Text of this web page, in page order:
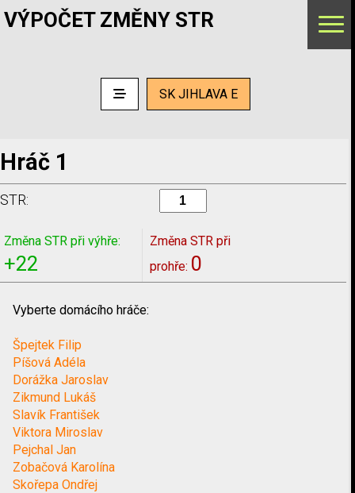
VÝPOČET ZMĚNY STR
SK JIHLAVA E
Hráč 1
STR:
Změna STR při výhře:
+22
Změna STR při
prohře: 0
Vyberte domácího hráče:
Špejtek Filip
Píšová Adéla
Dorážka Jaroslav
Zikmund Lukáš
Slavík František
Viktora Miroslav
Pejchal Jan
Zobačová Karolína
Skořepa Ondřej